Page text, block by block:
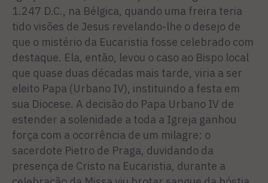
1.247 D.C., na Bélgica, quando uma freira teria
tido visões de Jesus revelando-lhe o desejo de
que o mistério da Eucaristia fosse celebrado com
destaque. Ela, então, levou o caso ao Bispo local
que quase duas décadas mais tarde, viria a ser
eleito Papa (Urbano IV), instituindo a festa em
sua Diocese. A decisão do Papa Urbano IV de
estender a solenidade a toda a Igreja ganhou
força com a ocorrência de um milagre: o
sacerdote Pietro de Praga, duvidando da
presença de Cristo na Eucaristia, durante a